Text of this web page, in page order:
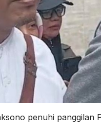
penuhi panggilan